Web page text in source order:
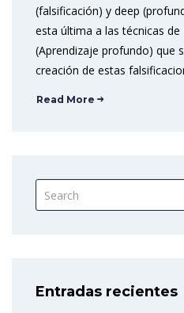
(falsificación) y deep
esta última a las técnicas de
(Aprendizaje profundo) que
creación de estas
Read More
Entradas recientes